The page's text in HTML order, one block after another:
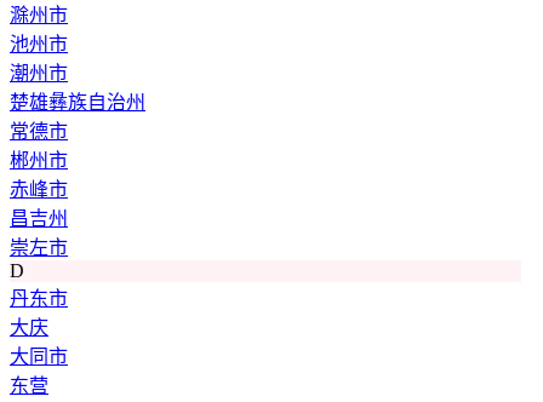
滁州市
池州市
潮州市
楚雄彝族自治州
常德市
郴州市
赤峰市
昌吉州
崇左市
D
丹东市
大庆
大同市
东营